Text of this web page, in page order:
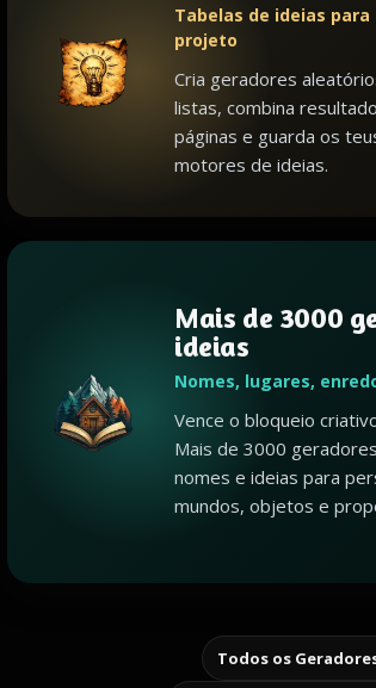
Tabelas de ideias
projeto
Cria geradores
listas, combina
páginas e guarda os
motores de ideias.
Mais de 3000
ideias
Nomes, lugares,
Vence o bloqueio
Mais de 3000
nomes e ideias para
mundos, objetos e
Todos os